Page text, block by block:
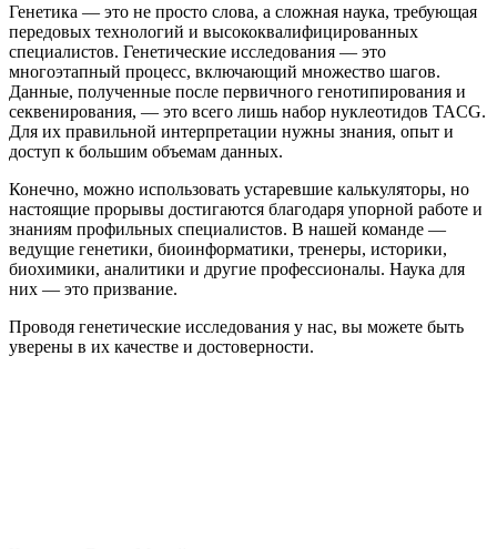
Генетика — это не просто слова, а сложная наука, требующая
передовых технологий и высококвалифицированных
специалистов. Генетические исследования — это
многоэтапный процесс, включающий множество шагов.
Данные, полученные после первичного генотипирования и
секвенирования, — это всего лишь набор нуклеотидов TACG.
Для их правильной интерпретации нужны знания, опыт и
доступ к большим объемам данных.
Конечно, можно использовать устаревшие калькуляторы, но
настоящие прорывы достигаются благодаря упорной работе и
знаниям профильных специалистов. В нашей команде —
ведущие генетики, биоинформатики, тренеры, историки,
биохимики, аналитики и другие профессионалы. Наука для
них — это призвание.
Проводя генетические исследования у нас, вы можете быть
уверены в их качестве и достоверности.